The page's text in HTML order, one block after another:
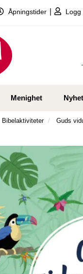
Åpningstider Logg
Menighet
Bibelaktiviteter Guds